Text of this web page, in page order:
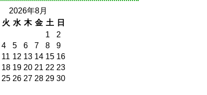
2026年8月
火 水 木 金 土
日
1
2
4 5 6 7 8
9
11 12 13 14 15 16
18 19 20 21 22 23
25 26 27 28 29 30